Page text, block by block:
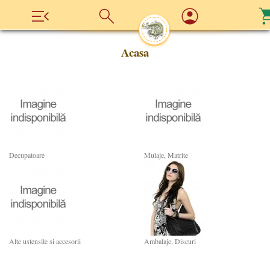
Acasa
Decupatoare Mulaje, Matrite
Alte ustensile si accesorii Ambalaje, Discuri